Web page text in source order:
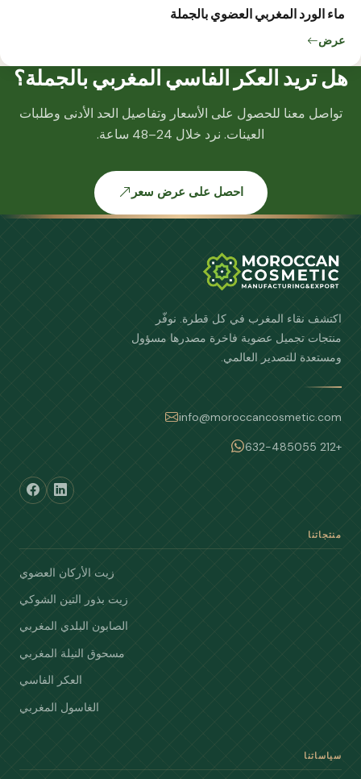
ماء الورد المغربي العضوي بالجملة
عرض
هل تريد العكر الفاسي المغربي بالجملة؟
تواصل معنا للحصول على الأسعار وتفاصيل الحد الأدنى وطلبات
العينات. نرد خلال 24–48 ساعة.
احصل على عرض سعر
اكتشف نقاء المغرب في كل قطرة. نوفّر
منتجات تجميل عضوية فاخرة مصدرها مسؤول
ومستعدة للتصدير العالمي.
info@moroccancosmetic.com
+212 632-485055
منتجاتنا
زيت الأركان العضوي
زيت بذور التين الشوكي
الصابون البلدي المغربي
مسحوق النيلة المغربي
العكر الفاسي
الغاسول المغربي
سياساتنا